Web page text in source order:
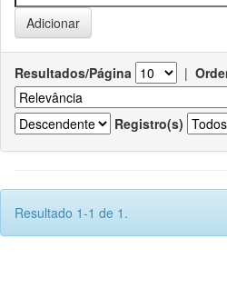
Resultados/Página |
Registro(s)
Resultado 1-1 de 1.